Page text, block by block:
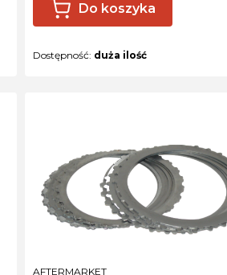
Do koszyka
Dostępność: duża ilość
PRODUCENT
AFTERMARKET